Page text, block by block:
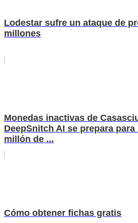
Lodestar sufre un ataque de
millones
Monedas inactivas de
DeepSnitch AI se prepara
millón de ...
Cómo obtener fichas gratis